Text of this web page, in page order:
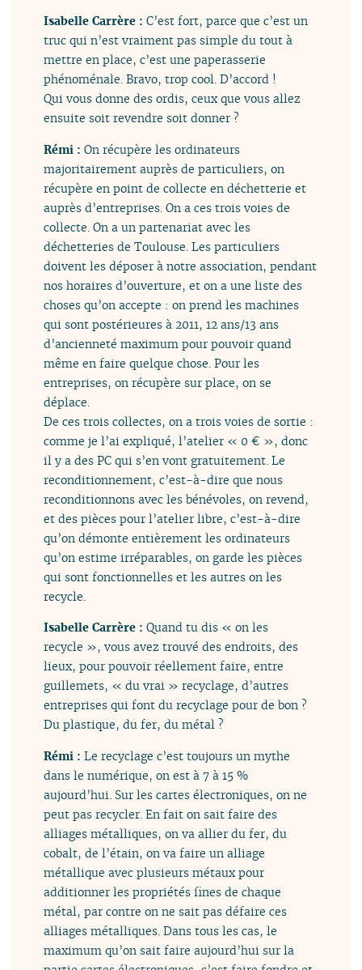
Isabelle Carrère :C’est fort, parce que c’est un
truc qui n’est vraiment pas simple du tout à
mettre en place, c’est une paperasserie
phénoménale. Bravo, trop cool. D’accord !
Qui vous donne des ordis, ceux que vous allez
ensuite soit revendre soit donner ?
Rémi :On récupère les ordinateurs
majoritairement auprès de particuliers, on
récupère en point de collecte en déchetterie et
auprès d’entreprises. On a ces trois voies de
collecte. On a un partenariat avec les
déchetteries de Toulouse. Les particuliers
doivent les déposer à notre association, pendant
nos horaires d’ouverture, et on a une liste des
choses qu’on accepte : on prend les machines
qui sont postérieures à 2011, 12 ans/13 ans
d’ancienneté maximum pour pouvoir quand
même en faire quelque chose. Pour les
entreprises, on récupère sur place, on se
déplace.
De ces trois collectes, on a trois voies de sortie :
comme je l’ai expliqué, l’atelier « 0 € », donc
il y a des PC qui s’en vont gratuitement. Le
reconditionnement, c’est-à-dire que nous
reconditionnons avec les bénévoles, on revend,
et des pièces pour l’atelier libre, c’est-à-dire
qu’on démonte entièrement les ordinateurs
qu’on estime irréparables, on garde les pièces
qui sont fonctionnelles et les autres on les
recycle.
Isabelle Carrère :Quand tu dis « on les
recycle », vous avez trouvé des endroits, des
lieux, pour pouvoir réellement faire, entre
guillemets, « du vrai » recyclage, d’autres
entreprises qui font du recyclage pour de bon ?
Du plastique, du fer, du métal ?
Rémi :Le recyclage c’est toujours un mythe
dans le numérique, on est à 7 à 15 %
aujourd’hui. Sur les cartes électroniques, on ne
peut pas recycler. En fait on sait faire des
alliages métalliques, on va allier du fer, du
cobalt, de l’étain, on va faire un alliage
métallique avec plusieurs métaux pour
additionner les propriétés fines de chaque
métal, par contre on ne sait pas défaire ces
alliages métalliques. Dans tous les cas, le
maximum qu’on sait faire aujourd’hui sur la